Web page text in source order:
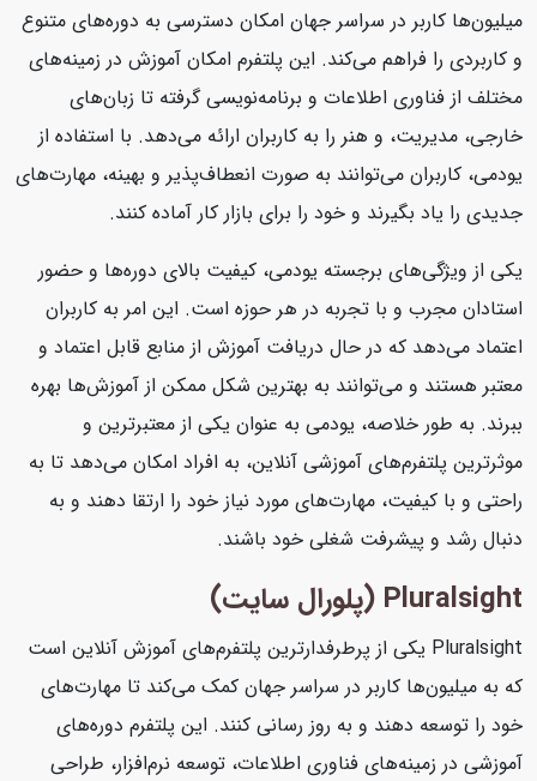
میلیون‌ها کاربر در سراسر جهان امکان دسترسی به دوره‌های متنوع
و کاربردی را فراهم می‌کند. این پلتفرم امکان آموزش در زمینه‌های
مختلف از فناوری اطلاعات و برنامه‌نویسی گرفته تا زبان‌های
خارجی، مدیریت، و هنر را به کاربران ارائه می‌دهد. با استفاده از
یودمی، کاربران می‌توانند به صورت انعطاف‌پذیر و بهینه، مهارت‌های
جدیدی را یاد بگیرند و خود را برای بازار کار آماده کنند.
یکی از ویژگی‌های برجسته یودمی، کیفیت بالای دوره‌ها و حضور
استادان مجرب و با تجربه در هر حوزه است. این امر به کاربران
اعتماد می‌دهد که در حال دریافت آموزش از منابع قابل اعتماد و
معتبر هستند و می‌توانند به بهترین شکل ممکن از آموزش‌ها بهره
ببرند. به طور خلاصه، یودمی به عنوان یکی از معتبرترین و
موثرترین پلتفرم‌های آموزشی آنلاین، به افراد امکان می‌دهد تا به
راحتی و با کیفیت، مهارت‌های مورد نیاز خود را ارتقا دهند و به
دنبال رشد و پیشرفت شغلی خود باشند.
Pluralsight (پلورال سایت)
Pluralsight یکی از پرطرفدارترین پلتفرم‌های آموزش آنلاین است
که به میلیون‌ها کاربر در سراسر جهان کمک می‌کند تا مهارت‌های
خود را توسعه دهند و به روز رسانی کنند. این پلتفرم دوره‌های
آموزشی در زمینه‌های فناوری اطلاعات، توسعه نرم‌افزار، طراحی